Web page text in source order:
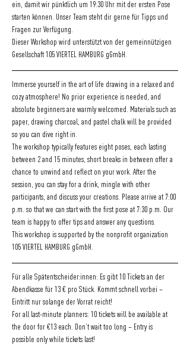
ein, damit wir pünktlich um 19:30 Uhr mit der ersten Pose
starten können. Unser Team steht dir gerne für Tipps und
Fragen zur Verfügung.
Dieser Workshop wird unterstützt von der gemeinnützigen
Gesellschaft 105 VIERTEL HAMBURG gGmbH.
Immerse yourself in the art of life drawing in a relaxed and
cozy atmosphere! No prior experience is needed, and
absolute beginners are warmly welcomed. Materials such as
paper, drawing charcoal, and pastel chalk will be provided
so you can dive right in.
The workshop typically features eight poses, each lasting
between 2 and 15 minutes, short breaks in between offer a
chance to unwind and reflect on your work. After the
session, you can stay for a drink, mingle with other
participants, and discuss your creations. Please arrive at 7:00
p.m. so that we can start with the first pose at 7:30 p.m. Our
team is happy to offer tips and answer any questions.
This workshop is supported by the nonprofit organization
105 VIERTEL HAMBURG gGmbH.
Für alle Spätentscheider:innen: Es gibt 10 Tickets an der
Abendkasse für 13 € pro Stück. Kommt schnell vorbei –
Eintritt nur solange der Vorrat reicht!
For all last-minute planners: 10 tickets will be available at
the door for €13 each. Don’t wait too long – Entry is
possible only while tickets last!